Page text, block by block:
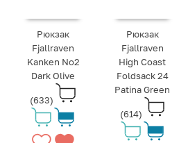
Рюкзак
Fjallraven
Kanken No2
Dark Olive
(633)
Рюкзак
Fjallraven
High Coast
Foldsack 24
Patina Green
(614)